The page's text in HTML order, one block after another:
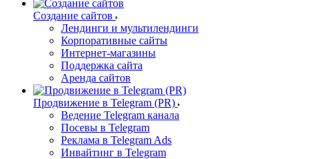
Создание сайтов
Лендинги и мультилендинги
Корпоративные сайты
Интернет-магазины
Поддержка сайта
Аренда сайтов
Продвижение в Telegram (PR)
Ведение Telegram канала
Посевы в Telegram
Реклама в Telegram Ads
Инвайтинг в Telegram